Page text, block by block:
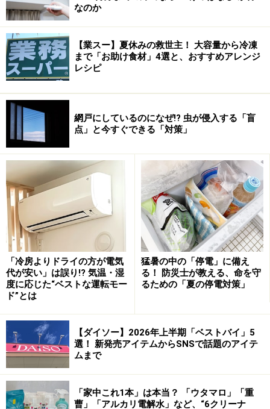
なのか
【業スー】夏休みの救世主！ 大容量から冷凍
まで「お助け食材」4選と、おすすめアレンジ
レシピ
網戸にしているのになぜ!? 虫が侵入する「盲
点」と今すぐできる「対策」
「冷房よりドライの方が電気
代が安い」は誤り!? 気温・湿
度に応じた“ベストな運転モー
ド”とは
猛暑の中の「停電」に備え
る！ 防災士が教える、命を守
るための「夏の停電対策」
【ダイソー】2026年上半期「ベストバイ」5
選！ 新発売アイテムからSNSで話題のアイテ
ムまで
「家中これ1本」は本当？ 「ウタマロ」「重
曹」「アルカリ電解水」など、“6クリーナ